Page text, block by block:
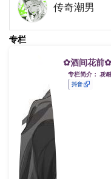
传奇潮男
专栏
✿酒间花前✿
专栏简介： 攻
抖音